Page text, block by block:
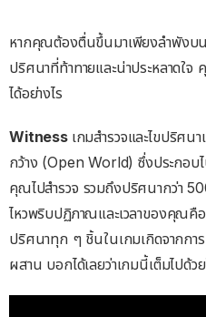
หากคุณต้องตื่นขึ้นมาเพียงลำพังบน
ปริศนาที่ท้าทายและน่าประหลาดใจ
ได้อย่างไร
Witness เกมสำรวจและไขปริศ
กว้าง (Open World) ซึ่งประกอบ
คุณไปสำรวจ รวมถึงปริศนากว่า
ไหวพริบปฏิภาณและเวลาของคุณคือ
ปริศนาทุก ๆ ชิ้นในเกมเกิดจากการ
ผสาน บอกได้เลยว่าเกมนี้เต็มไปด้